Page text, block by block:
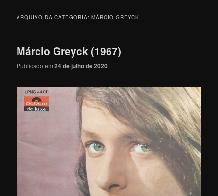
ARQUIVO DA CATEGORIA:MÁRCIO GREYCK
Márcio Greyck (1967)
Publicado em24 de julho de 2020